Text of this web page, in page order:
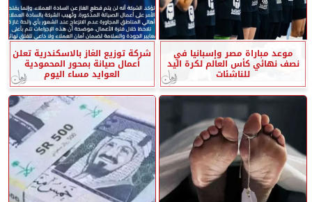
موعد مباراة مصر وإسبانيا في
نصف نهائي كأس العالم لكرة اليد
للناشئات
شركة توزيع الغاز بالاسكندرية تعلن
أعمال صيانة بمحور المحمودية
العوايد مساء اليوم